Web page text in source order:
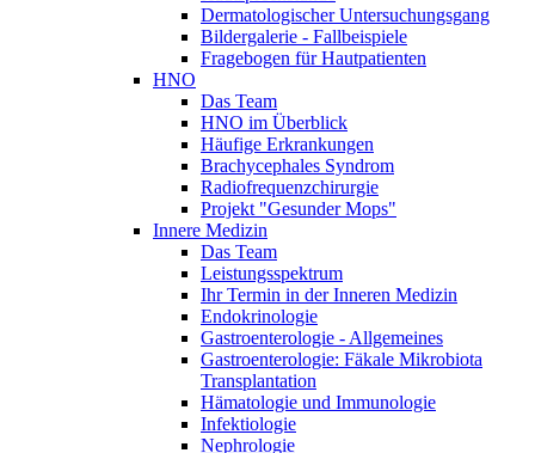
Dermatologischer Untersuchungsgang
Bildergalerie - Fallbeispiele
Fragebogen für Hautpatienten
HNO
Das Team
HNO im Überblick
Häufige Erkrankungen
Brachycephales Syndrom
Radiofrequenzchirurgie
Projekt "Gesunder Mops"
Innere Medizin
Das Team
Leistungsspektrum
Ihr Termin in der Inneren Medizin
Endokrinologie
Gastroenterologie - Allgemeines
Gastroenterologie: Fäkale Mikrobiota
Transplantation
Hämatologie und Immunologie
Infektiologie
Nephrologie